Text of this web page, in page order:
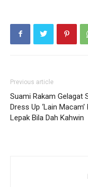
Previous article
Suami Rakam Gelagat
Dress Up ‘Lain Macam’
Lepak Bila Dah Kahwin